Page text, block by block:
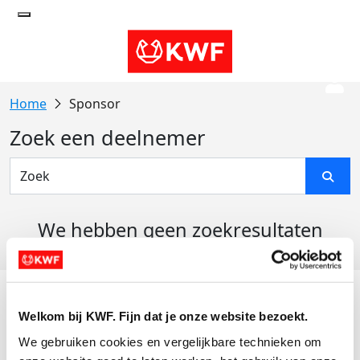
Welkom bij KWF. Fijn dat je onze website bezoekt.
We gebruiken cookies en vergelijkbare technieken om
Sponsor
Zoek een deelnemer
We hebben geen zoekresultaten
Actiematerialen
Evenementen